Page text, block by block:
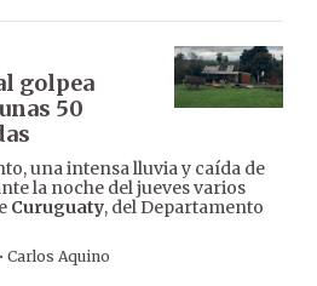
golpea
50
una intensa lluvia y caída de
la noche del jueves varios
Curuguaty, del Departamento
· Carlos Aquino